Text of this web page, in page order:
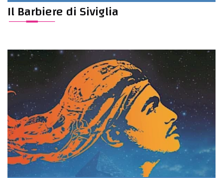
Il Barbiere di Siviglia